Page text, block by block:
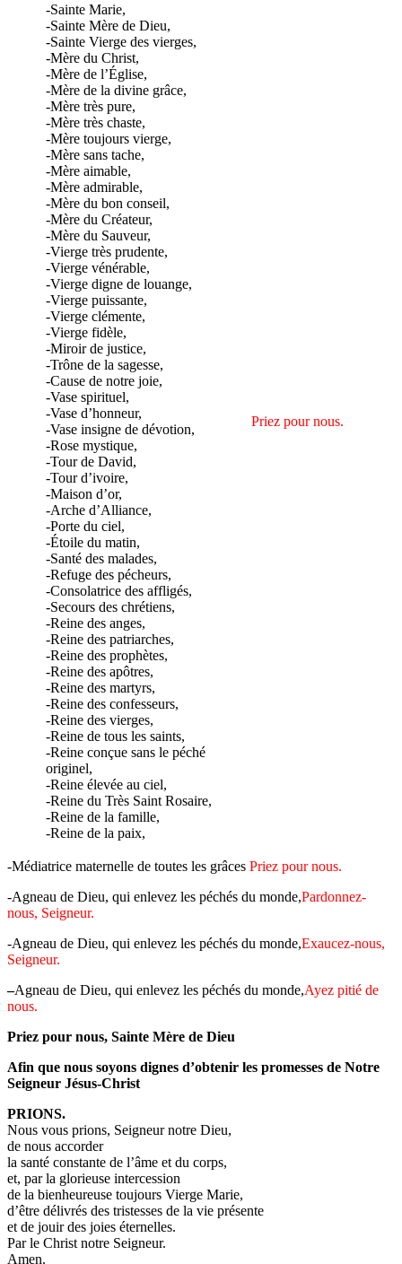
-Sainte Marie,
-Sainte Mère de Dieu,
-Sainte Vierge des vierges,
-Mère du Christ,
-Mère de l’Église,
-Mère de la divine grâce,
-Mère très pure,
-Mère très chaste,
-Mère toujours vierge,
-Mère sans tache,
-Mère aimable,
-Mère admirable,
-Mère du bon conseil,
-Mère du Créateur,
-Mère du Sauveur,
-Vierge très prudente,
-Vierge vénérable,
-Vierge digne de louange,
-Vierge puissante,
-Vierge clémente,
-Vierge fidèle,
-Miroir de justice,
-Trône de la sagesse,
-Cause de notre joie,
-Vase spirituel,
-Vase d’honneur,
-Vase insigne de dévotion,
-Rose mystique,
-Tour de David,
-Tour d’ivoire,
-Maison d’or,
-Arche d’Alliance,
-Porte du ciel,
-Étoile du matin,
-Santé des malades,
-Refuge des pécheurs,
-Consolatrice des affligés,
-Secours des chrétiens,
-Reine des anges,
-Reine des patriarches,
-Reine des prophètes,
-Reine des apôtres,
-Reine des martyrs,
-Reine des confesseurs,
-Reine des vierges,
-Reine de tous les saints,
-Reine conçue sans le péché
originel,
-Reine élevée au ciel,
-Reine du Très Saint Rosaire,
-Reine de la famille,
-Reine de la paix,
Priez pour nous.
-Médiatrice maternelle de toutes les grâces Priez pour nous.
-Agneau de Dieu, qui enlevez les péchés du monde,Pardonnez-
nous, Seigneur.
-Agneau de Dieu, qui enlevez les péchés du monde,Exaucez-nous,
Seigneur.
–Agneau de Dieu, qui enlevez les péchés du monde,Ayez pitié de
nous.
Priez pour nous, Sainte Mère de Dieu
Afin que nous soyons dignes d’obtenir les promesses de Notre
Seigneur Jésus-Christ
PRIONS.
Nous vous prions, Seigneur notre Dieu,
de nous accorder
la santé constante de l’âme et du corps,
et, par la glorieuse intercession
de la bienheureuse toujours Vierge Marie,
d’être délivrés des tristesses de la vie présente
et de jouir des joies éternelles.
Par le Christ notre Seigneur.
Amen.